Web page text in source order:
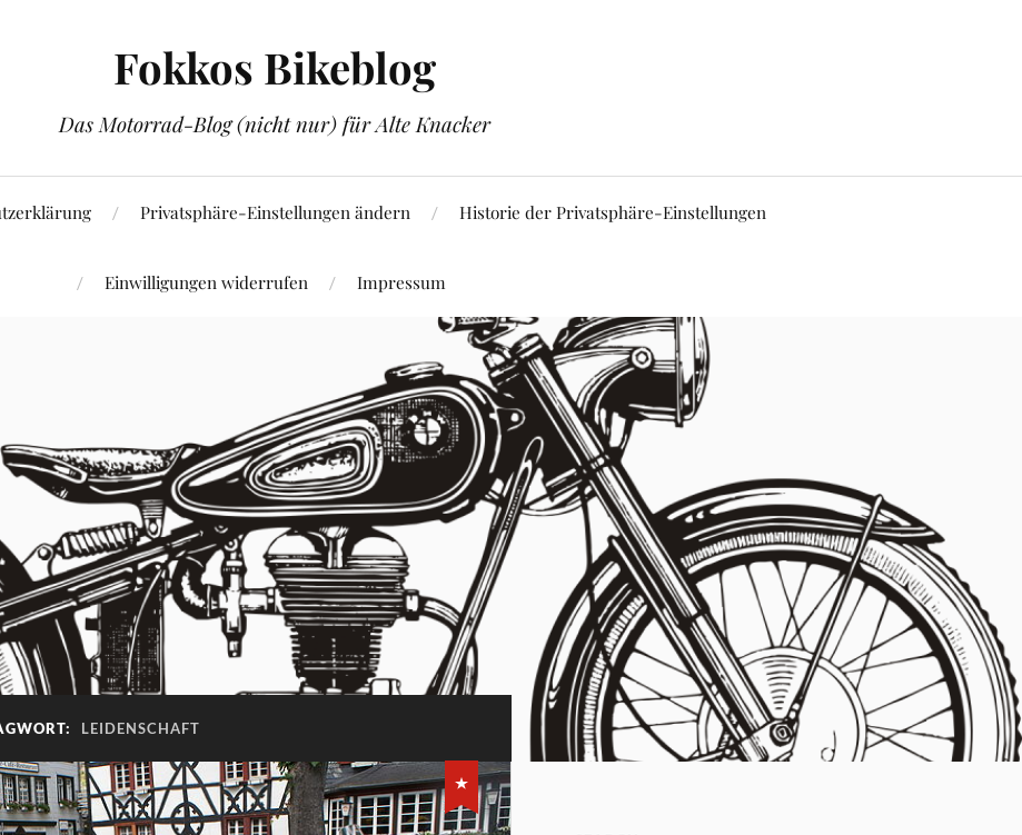
Fokkos Bikeblog
Das Motorrad-Blog (nicht nur) für Alte Knacker
Privatsphäre-Einstellungen ändern Historie der Privatsphäre-Einstellungen
Einwilligungen widerrufen Impressum
LEIDENSCHAFT